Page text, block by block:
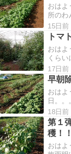
チ剥が
り。。
蒔き５
種ま
おはよ
所のわ
気払い
ちゃ
が、
ました
こん
も嬉し
15日前
トマ
おはよ
くら
ゅうり
りをし
だけ
ました
ら少し
張ろう
は…
17日前
早朝
おはよ
日。。
想は３
ね～最
り等の
内は暑
マトの
18日前
第１
穫！！
おはよ